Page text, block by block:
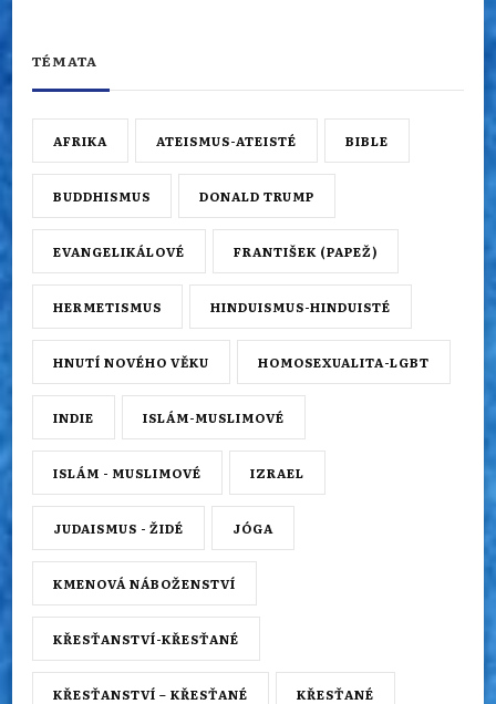
TÉMATA
AFRIKA ATEISMUS-ATEISTÉ BIBLE
BUDDHISMUS DONALD TRUMP
EVANGELIKÁLOVÉ FRANTIŠEK (PAPEŽ)
HERMETISMUS HINDUISMUS-HINDUISTÉ
HNUTÍ NOVÉHO VĚKU HOMOSEXUALITA-LGBT
INDIE ISLÁM-MUSLIMOVÉ
ISLÁM - MUSLIMOVÉ IZRAEL
JUDAISMUS - ŽIDÉ JÓGA
KMENOVÁ NÁBOŽENSTVÍ
KŘESŤANSTVÍ-KŘESŤANÉ
KŘESŤANSTVÍ – KŘESŤANÉ KŘESŤANÉ